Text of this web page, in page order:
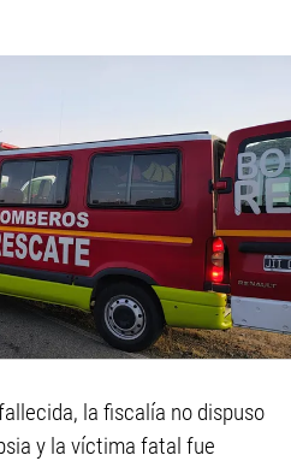
la fiscalía no dispuso
y la víctima fatal fue